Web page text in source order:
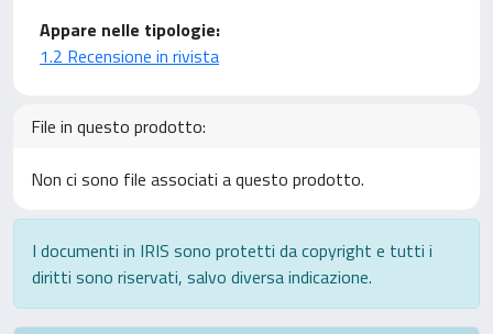
Appare nelle tipologie:
1.2 Recensione in rivista
File in questo prodotto:
Non ci sono file associati a questo prodotto.
I documenti in IRIS sono protetti da copyright e tutti i
diritti sono riservati, salvo diversa indicazione.